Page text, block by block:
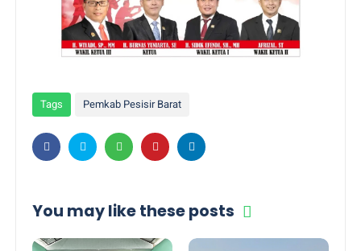
Tags Pemkab Pesisir Barat
You may like these posts